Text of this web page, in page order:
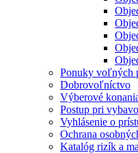
Ponuky voľných
Dobrovoľníctvo
Výberové
Postup pri
Vyhlásenie o
Ochrana
Katalóg rizík a